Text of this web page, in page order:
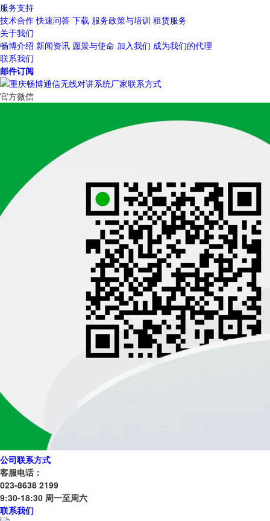
服务支持
技术合作 快速问答 下载 服务政策与培训 租赁服务
关于我们
畅博介绍 新闻资讯 愿景与使命 加入我们 成为我们的代理
联系我们
邮件订阅
官方微信
公司联系方式
客服电话：
023-8638 2199
9:30-18:30 周一至周六
联系我们